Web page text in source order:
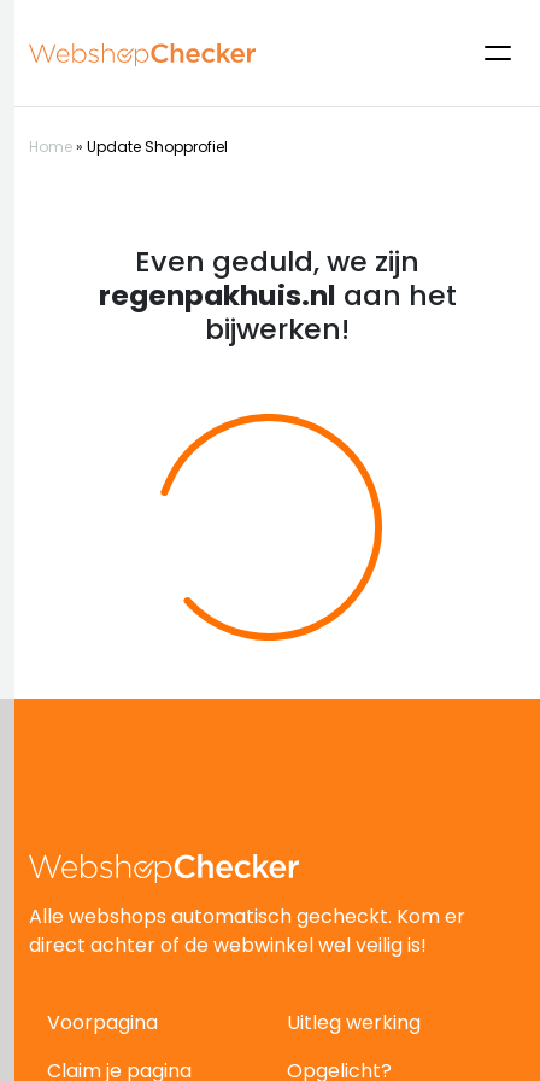
Home» Update Shopprofiel
Even geduld, we zijn
regenpakhuis.nl aan het
bijwerken!
Alle webshops automatisch gecheckt. Kom er
direct achter of de webwinkel wel veilig is!
Voorpagina
Uitleg werking
Claim je pagina
Opgelicht?